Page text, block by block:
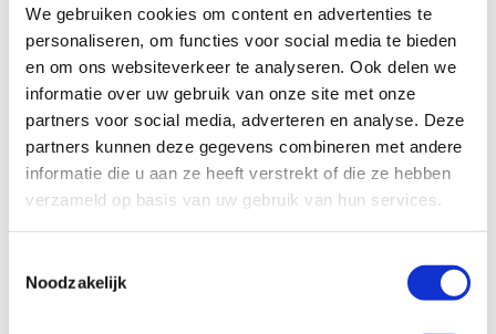
We gebruiken cookies om content en advertenties te
personaliseren, om functies voor social media te bieden
en om ons websiteverkeer te analyseren. Ook delen we
informatie over uw gebruik van onze site met onze
partners voor social media, adverteren en analyse. Deze
partners kunnen deze gegevens combineren met andere
informatie die u aan ze heeft verstrekt of die ze hebben
verzameld op basis van uw gebruik van hun services.
Noodzakelijk